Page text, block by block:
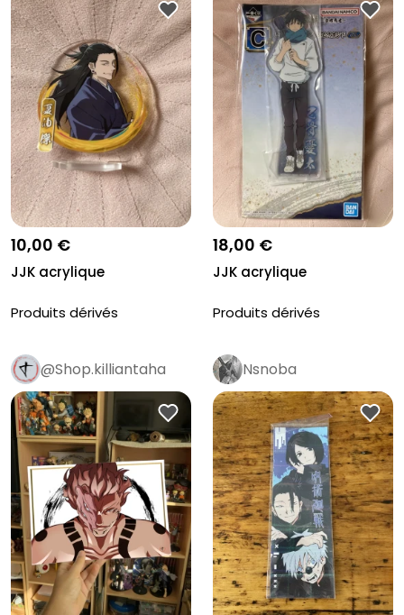
10,00 €
JJK acrylique
Produits dérivés
18,00 €
JJK acrylique
Produits dérivés
@Shop.killiantaha Nsnoba